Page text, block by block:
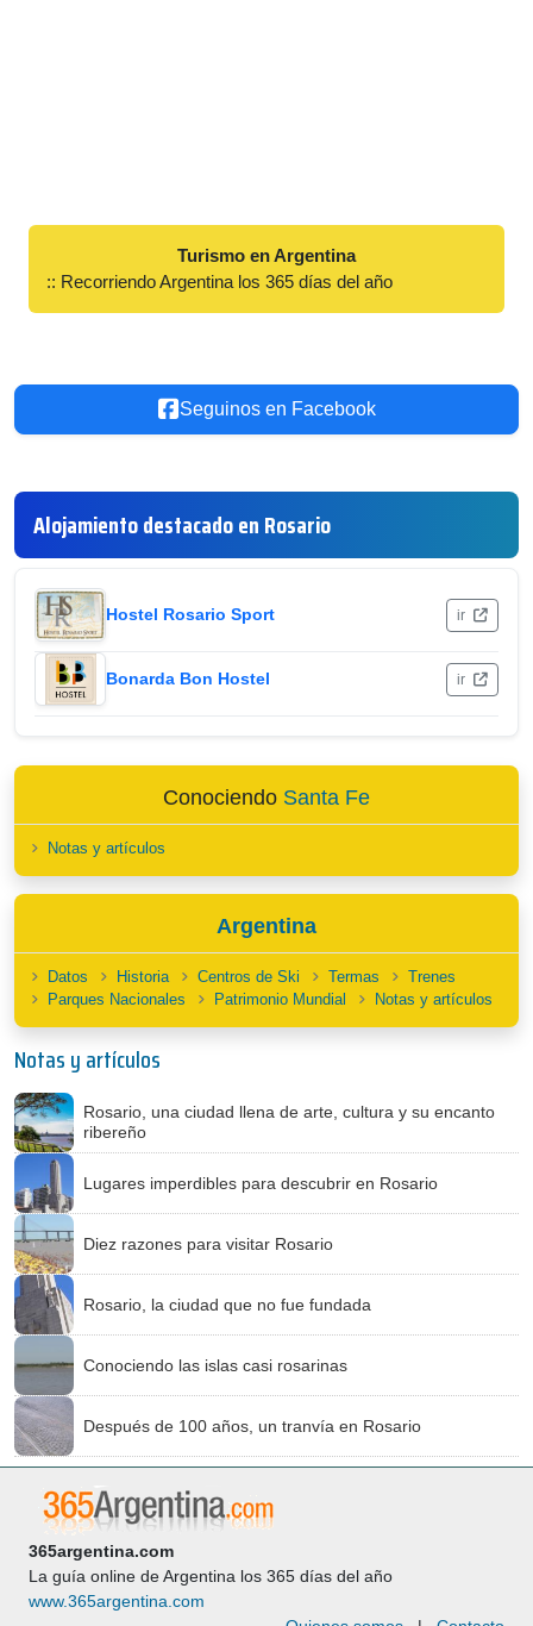
Turismo en Argentina
:: Recorriendo Argentina los 365 días del año
Seguinos en Facebook
Alojamiento destacado en Rosario
Hostel Rosario Sport ir
Bonarda Bon Hostel ir
Conociendo Santa Fe
Notas y artículos
Argentina
Datos Historia Centros de Ski Termas
Trenes
Parques Nacionales
Patrimonio Mundial Notas y artículos
Notas y artículos
Rosario, una ciudad llena de arte, cultura y su encanto
ribereño
Lugares imperdibles para descubrir en Rosario
Diez razones para visitar Rosario
Rosario, la ciudad que no fue fundada
Conociendo las islas casi rosarinas
Después de 100 años, un tranvía en Rosario
365argentina.com
La guía online de Argentina los 365 días del año
www.365argentina.com